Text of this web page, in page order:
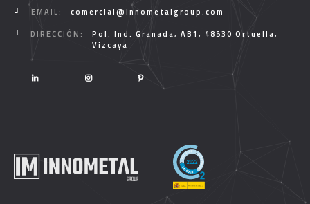
EMAIL:
comercial@innometalgroup.com
DIRECCIÓN:
Pol. Ind. Granada, AB1, 48530 Ortuella,
Vizcaya